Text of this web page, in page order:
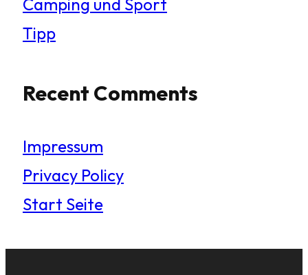
Tipp
Recent Comments
Impressum
Privacy Policy
Start Seite